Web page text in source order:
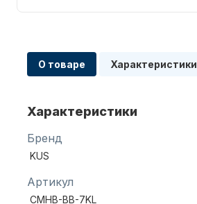
Винты
Масла для лодочных моторов
О товаре Характеристики
Характеристики
Бренд
KUS
Артикул
CMHB-BB-7KL